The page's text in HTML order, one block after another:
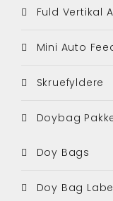
Fuld Vertikal
Mini Auto
Skruefyldere
Doybag
Doy Bags
Doy Bag